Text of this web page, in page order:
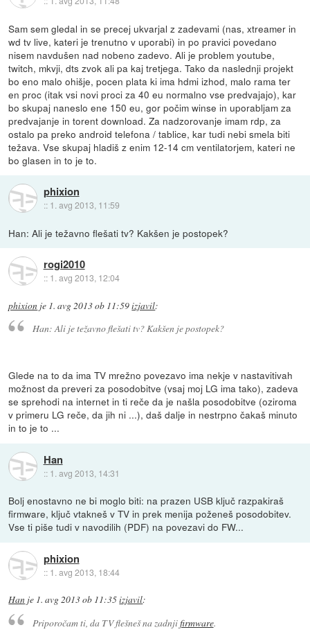
Sam sem gledal in se precej ukvarjal z zadevami (nas, xtreamer in
wd tv live, kateri je trenutno v uporabi) in po pravici povedano
nisem navdušen nad nobeno zadevo. Ali je problem youtube,
twitch, mkvji, dts zvok ali pa kaj tretjega. Tako da naslednji projekt
bo eno malo ohišje, pocen plata ki ima hdmi izhod, malo rama ter
en proc (itak vsi novi proci za 40 eu normalno vse predvajajo), kar
bo skupaj naneslo ene 150 eu, gor počim winse in uporabljam za
predvajanje in torent download. Za nadzorovanje imam rdp, za
ostalo pa preko android telefona / tablice, kar tudi nebi smela biti
težava. Vse skupaj hladiš z enim 12-14 cm ventilatorjem, kateri ne
bo glasen in to je to.
phixion
:: 1. avg 2013, 11:59
Han: Ali je težavno flešati tv? Kakšen je postopek?
rogi2010
:: 1. avg 2013, 12:04
phixion je 1. avg 2013 ob 11:59izjavil:
Han: Ali je težavno flešati tv? Kakšen je postopek?
Glede na to da ima TV mrežno povezavo ima nekje v nastavitivah
možnost da preveri za posodobitve (vsaj moj LG ima tako), zadeva
se sprehodi na internet in ti reče da je našla posodobitve (oziroma
v primeru LG reče, da jih ni ...), daš dalje in nestrpno čakaš minuto
in to je to ...
Han
:: 1. avg 2013, 14:31
Bolj enostavno ne bi moglo biti: na prazen USB ključ razpakiraš
firmware, ključ vtakneš v TV in prek menija poženeš posodobitev.
Vse ti piše tudi v navodilih (PDF) na povezavi do FW...
phixion
:: 1. avg 2013, 18:44
Han je 1. avg 2013 ob 11:35izjavil:
Priporočam ti, da TV flešneš na zadnjifirmware.